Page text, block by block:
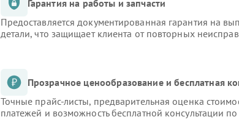
Гарантия на работы и запчасти
Предоставляется документированная гарантия на
детали, что защищает клиента от повторных
Прозрачное ценообразование и бесплатная
Точные прайс-листы, предварительная оценка
платежей и возможность бесплатной консультации